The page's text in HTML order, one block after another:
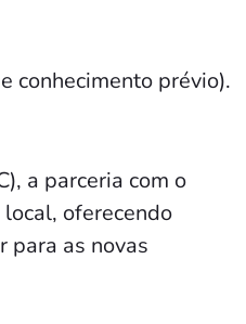
conhecimento prévio).
a parceria com o
oferecendo
para as novas